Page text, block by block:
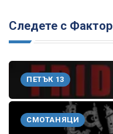
Следете с Фактор
ПЕТЪК 13
СМОТАНЯЦИ